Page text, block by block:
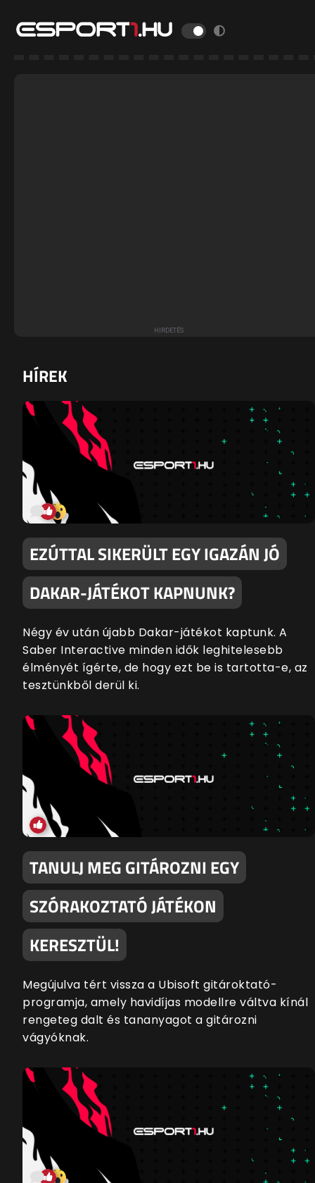
HÍREK
EZÚTTAL SIKERÜLT EGY IGAZÁN JÓ
DAKAR-JÁTÉKOT KAPNUNK?
Négy év után újabb Dakar-játékot kaptunk. A
Saber Interactive minden idők leghitelesebb
élményét ígérte, de hogy ezt be is tartotta-e, az
tesztünkből derül ki.
TANULJ MEG GITÁROZNI EGY
SZÓRAKOZTATÓ JÁTÉKON
KERESZTÜL!
Megújulva tért vissza a Ubisoft gitároktató-
programja, amely havidíjas modellre váltva kínál
rengeteg dalt és tananyagot a gitározni
vágyóknak.